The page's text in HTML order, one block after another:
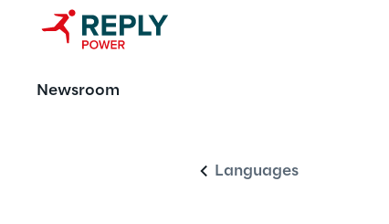
Newsroom
Languages